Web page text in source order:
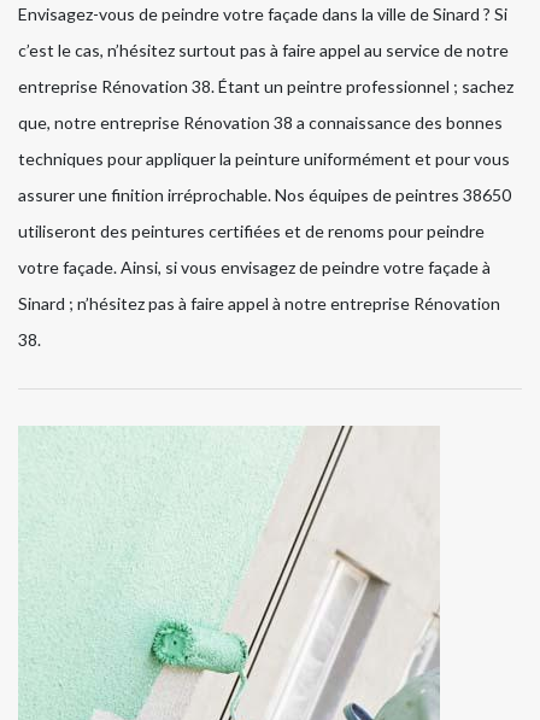
Envisagez-vous de peindre votre façade dans la ville de Sinard ? Si
c’est le cas, n’hésitez surtout pas à faire appel au service de notre
entreprise Rénovation 38. Étant un peintre professionnel ; sachez
que, notre entreprise Rénovation 38 a connaissance des bonnes
techniques pour appliquer la peinture uniformément et pour vous
assurer une finition irréprochable. Nos équipes de peintres 38650
utiliseront des peintures certifiées et de renoms pour peindre
votre façade. Ainsi, si vous envisagez de peindre votre façade à
Sinard ; n’hésitez pas à faire appel à notre entreprise Rénovation
38.